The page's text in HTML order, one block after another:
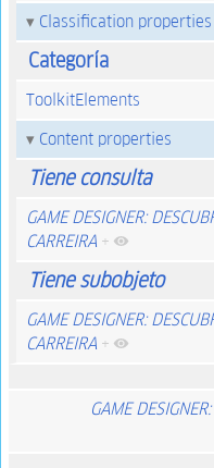
Classification properties
Categoría
ToolkitElements
Content properties
Tiene consulta
GAME DESIGNER:
CARREIRA +
Tiene subobjeto
GAME DESIGNER:
CARREIRA +
GAME